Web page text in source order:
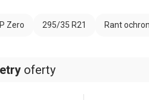
P Zero 295/35 R21 Rant
oferty